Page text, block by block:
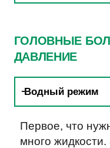
ГОЛОВНЫЕ
ДАВЛЕНИЕ
Водный режим
Первое, что
много